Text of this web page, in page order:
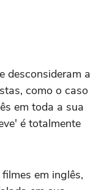
desconsideram a
como o caso
em toda a sua
é totalmente
em inglês,